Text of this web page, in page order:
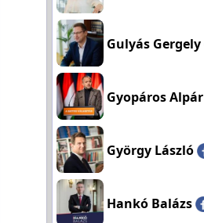
Gulyás Gergely
Gyopáros Alpár
György László
Hankó Balázs